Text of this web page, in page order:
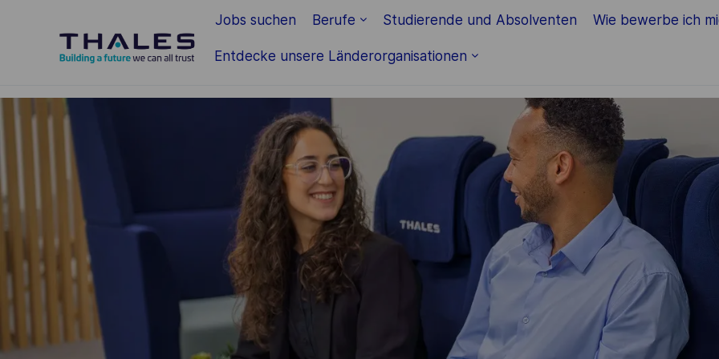
Jobs suchen Berufe Studierende und Absolventen Wie bewerbe ich
Entdecke unsere Länderorganisationen
-